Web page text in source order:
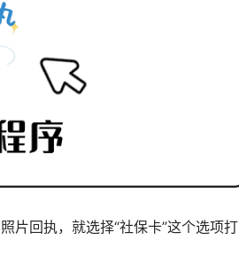
片回执，就选择“社保卡”这个选项打